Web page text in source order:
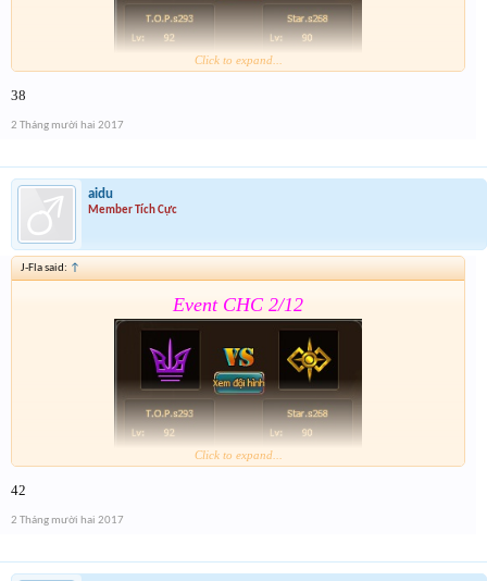
Lưu ý có cả event 2 trong form nhé
Click to expand...
38
2 Tháng mười hai 2017
aidu
Member Tích Cực
J-Fla said: ↑
Event CHC 2/12
Lưu ý có cả event 2 trong form nhé
Click to expand...
42
2 Tháng mười hai 2017